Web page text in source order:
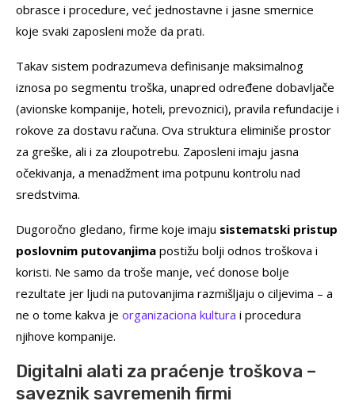
obrasce i procedure, već jednostavne i jasne smernice
koje svaki zaposleni može da prati.
Takav sistem podrazumeva definisanje maksimalnog
iznosa po segmentu troška, unapred određene dobavljače
(avionske kompanije, hoteli, prevoznici), pravila refundacije i
rokove za dostavu računa. Ova struktura eliminiše prostor
za greške, ali i za zloupotrebu. Zaposleni imaju jasna
očekivanja, a menadžment ima potpunu kontrolu nad
sredstvima.
Dugoročno gledano, firme koje imaju sistematski pristup
poslovnim putovanjima postižu bolji odnos troškova i
koristi. Ne samo da troše manje, već donose bolje
rezultate jer ljudi na putovanjima razmišljaju o ciljevima – a
ne o tome kakva je organizaciona kultura i procedura
njihove kompanije.
Digitalni alati za praćenje troškova –
saveznik savremenih firmi